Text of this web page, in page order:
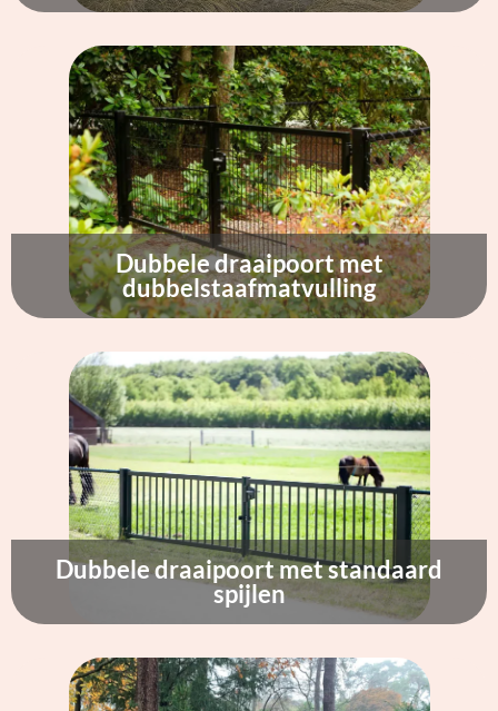
Dubbele draaipoort met
dubbelstaafmatvulling
Dubbele draaipoort met standaard
spijlen